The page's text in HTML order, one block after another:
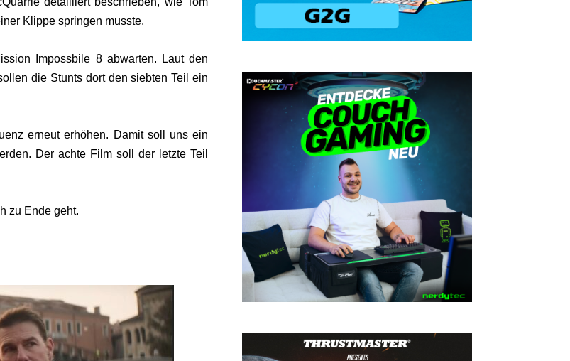
Klippe springen musste.
Impossbile 8 abwarten. Laut den
die Stunts dort den siebten Teil ein
erneut erhöhen. Damit soll uns ein
Der achte Film soll der letzte Teil
zu Ende geht.